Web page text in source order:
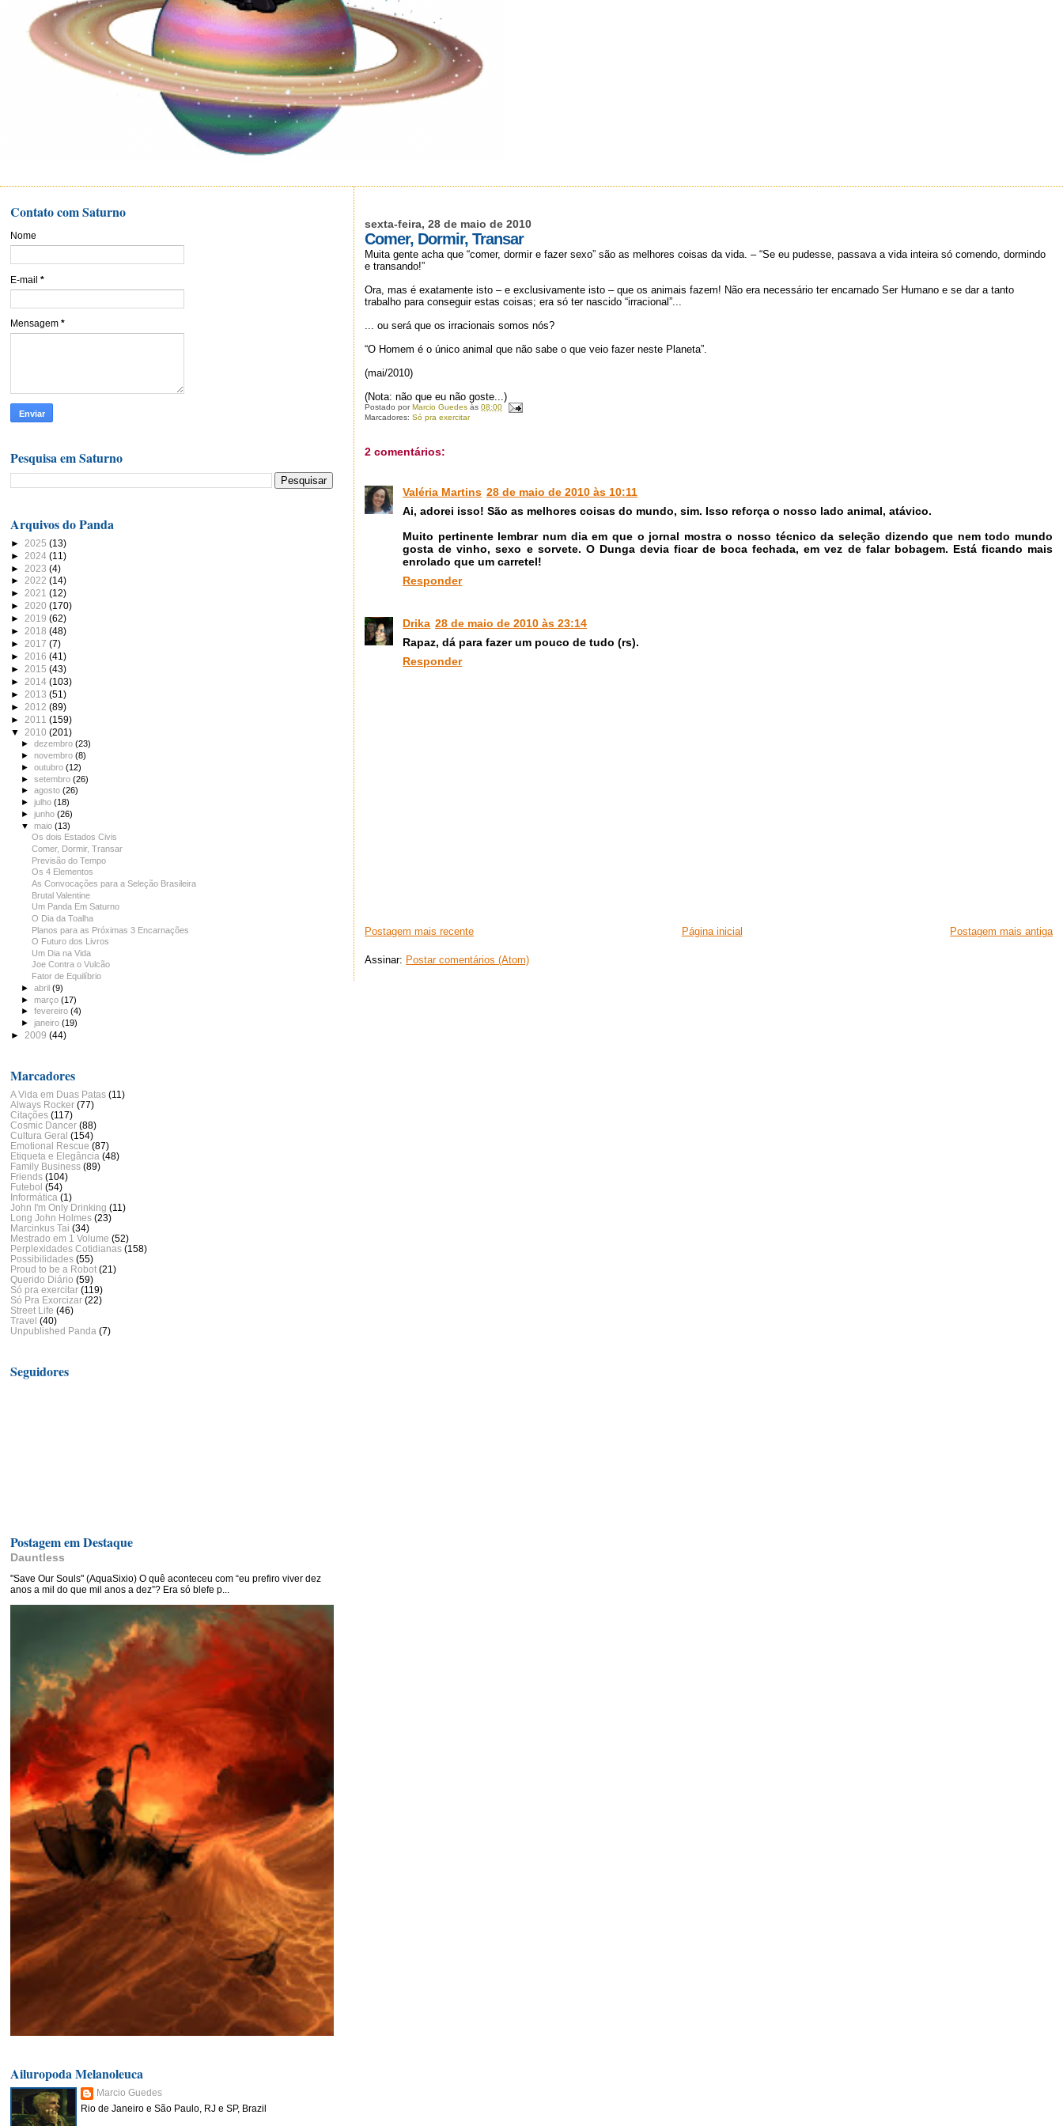
sexta-feira, 28 de maio de 2010
Comer, Dormir, Transar
Muita gente acha que “comer, dormir e fazer sexo” são as melhores coisas da vida. – “Se eu pudesse, passava a vida inteira só comendo, dormindo
e transando!”
Ora, mas é exatamente isto – e exclusivamente isto – que os animais fazem! Não era necessário ter encarnado Ser Humano e se dar a tanto
trabalho para conseguir estas coisas; era só ter nascido “irracional”...
... ou será que os irracionais somos nós?
“O Homem é o único animal que não sabe o que veio fazer neste Planeta”.
(mai/2010)
(Nota: não que eu não goste...)
Postado porMarcio Guedes às08:00
Marcadores:Só pra exercitar
2 comentários:
Valéria Martins 28 de maio de 2010 às 10:11
Ai, adorei isso! São as melhores coisas do mundo, sim. Isso reforça o nosso lado animal, atávico.
Muito pertinente lembrar num dia em que o jornal mostra o nosso técnico da seleção dizendo que nem todo mundo
gosta de vinho, sexo e sorvete. O Dunga devia ficar de boca fechada, em vez de falar bobagem. Está ficando mais
enrolado que um carretel!
Responder
Drika 28 de maio de 2010 às 23:14
Rapaz, dá para fazer um pouco de tudo (rs).
Responder
Postagem mais recente Postagem mais antiga
Página inicial
Assinar: Postar comentários (Atom)
Contato com Saturno
Nome
E-mail *
Mensagem *
Pesquisa em Saturno
Arquivos do Panda
► 2025 (13)
► 2024 (11)
► 2023 (4)
► 2022 (14)
► 2021 (12)
► 2020 (170)
► 2019 (62)
► 2018 (48)
► 2017 (7)
► 2016 (41)
► 2015 (43)
► 2014 (103)
► 2013 (51)
► 2012 (89)
► 2011 (159)
▼ 2010 (201)
►dezembro(23)
►novembro(8)
►outubro(12)
►setembro(26)
►agosto(26)
►julho(18)
►junho(26)
▼maio(13)
Os dois Estados Civis
Comer, Dormir, Transar
Previsão do Tempo
Os 4 Elementos
As Convocações para a Seleção Brasileira
Brutal Valentine
Um Panda Em Saturno
O Dia da Toalha
Planos para as Próximas 3 Encarnações
O Futuro dos Livros
Um Dia na Vida
Joe Contra o Vulcão
Fator de Equilíbrio
►abril(9)
►março(17)
►fevereiro(4)
►janeiro(19)
► 2009 (44)
Marcadores
A Vida em Duas Patas (11)
Always Rocker (77)
Citações (117)
Cosmic Dancer (88)
Cultura Geral (154)
Emotional Rescue (87)
Etiqueta e Elegância (48)
Family Business (89)
Friends (104)
Futebol (54)
Informática (1)
John I'm Only Drinking (11)
Long John Holmes (23)
Marcinkus Tai (34)
Mestrado em 1 Volume (52)
Perplexidades Cotidianas (158)
Possibilidades (55)
Proud to be a Robot (21)
Querido Diário (59)
Só pra exercitar (119)
Só Pra Exorcizar (22)
Street Life (46)
Travel (40)
Unpublished Panda (7)
Seguidores
Postagem em Destaque
Dauntless
"Save Our Souls" (AquaSixio) O quê aconteceu com “eu prefiro viver dez
anos a mil do que mil anos a dez”? Era só blefe p...
Ailuropoda Melanoleuca
Marcio Guedes
Rio de Janeiro e São Paulo, RJ e SP, Brazil